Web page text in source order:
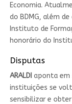
Economia.
do BDMG, além
Instituto de
honorário do
Disputas
ARALDI aponta em
instituições se
sensibilizar e